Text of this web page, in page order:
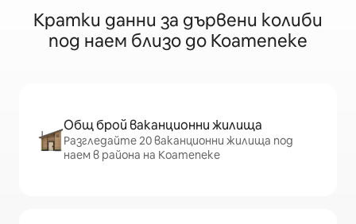
Кратки данни за дървени колиби
под наем близо до Коатепеке
Общ брой ваканционни жилища
Разгледайте 20 ваканционни жилища под
наем в района на Коатепеке